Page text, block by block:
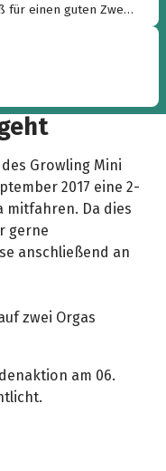
für einen guten Zweck
Growling Mini
2017 eine 2-
mitfahren. Da dies
gerne
anschließend an
zwei Orgas
am 06.